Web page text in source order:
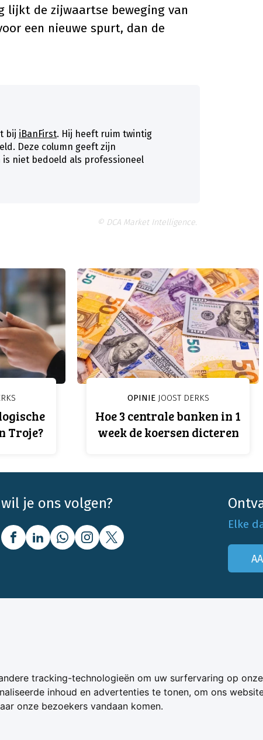
tracking-technologieën om uw surfervaring op onze
inhoud en advertenties te tonen, om ons
onze bezoekers vandaan komen.
lijkt de zijwaartse beweging van
een nieuwe spurt, dan de
bij iBanFirst. Hij heeft ruim twintig
Deze column geeft zijn
niet bedoeld als professioneel
© DCA Market Intelligence.
Troje?
OPINIEJOOST DERKS
Hoe 3 centrale banken in 1
week de koersen dicteren
wil je ons volgen?
Elke
Bedrijfsabonnementen
Mijn Boerenbusiness
Werken bij Boerenbusiness